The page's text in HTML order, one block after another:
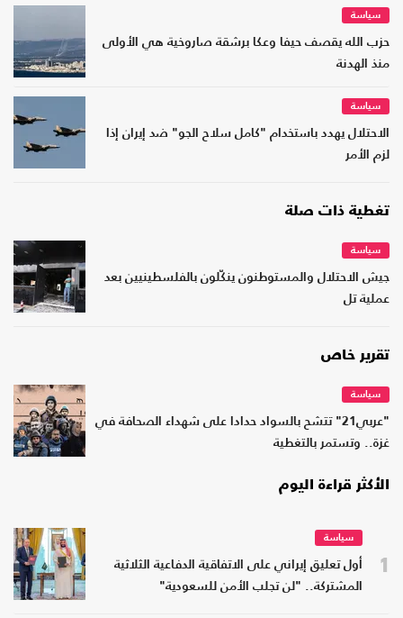
سياسة
حزب الله يقصف حيفا وعكا برشقة صاروخية هي الأولى
منذ الهدنة
سياسة
الاحتلال يهدد باستخدام "كامل سلاح الجو" ضد إيران إذا
لزم الأمر
تغطية ذات صلة
سياسة
جيش الاحتلال والمستوطنون ينكّلون بالفلسطينيين بعد
عملية تل
تقرير خاص
سياسة
"عربي21" تتشح بالسواد حدادا على شهداء الصحافة في
غزة.. وتستمر بالتغطية
الأكثر قراءة اليوم
1
سياسة
أول تعليق إيراني على الاتفاقية الدفاعية الثلاثية
المشتركة.. "لن تجلب الأمن للسعودية"